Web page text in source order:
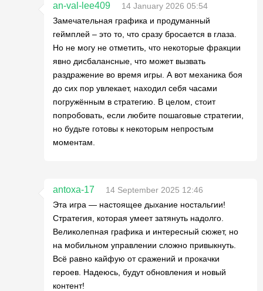
an-val-lee409
14 January 2026 05:54
Замечательная графика и продуманный
геймплей – это то, что сразу бросается в глаза.
Но не могу не отметить, что некоторые фракции
явно дисбалансные, что может вызвать
раздражение во время игры. А вот механика боя
до сих пор увлекает, находил себя часами
погружённым в стратегию. В целом, стоит
попробовать, если любите пошаговые стратегии,
но будьте готовы к некоторым непростым
моментам.
antoxa-17
14 September 2025 12:46
Эта игра — настоящее дыхание ностальгии!
Стратегия, которая умеет затянуть надолго.
Великолепная графика и интересный сюжет, но
на мобильном управлении сложно привыкнуть.
Всё равно кайфую от сражений и прокачки
героев. Надеюсь, будут обновления и новый
контент!